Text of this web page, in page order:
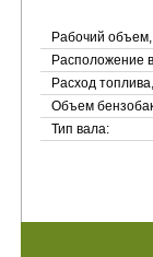
Рабочий
Расположение
Расход
Объем
Тип вала: